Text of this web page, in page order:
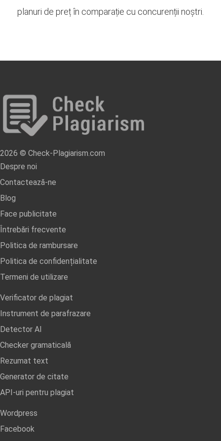
planuri de preț în comparație cu concurenții noștri.
2026 © Check-Plagiarism.com
Despre noi
Contactează-ne
Blog
Face publicitate
Întrebări frecvente
Politica de rambursare
Politica de confidențialitate
Termeni de utilizare
Verificator de plagiat
Instrument de parafrazare
Detector AI
Checker gramaticală
Rezumat text
Generator de citate
API-uri pentru plagiat
Wordpress
Facebook